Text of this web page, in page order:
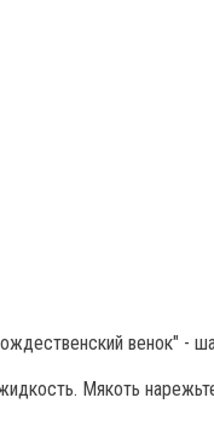
Мякоть